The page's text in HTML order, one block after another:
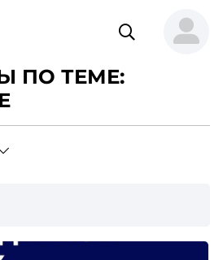
ПО ТЕМЕ: